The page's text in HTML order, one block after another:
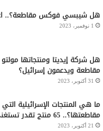
هل شيبسي فوكس مقاطعة؟..
1 نوفمبر، 2023
هل شركة إيديتا ومنتجاتها
مقاطعة ويدعمون إسرائيل؟
31 أكتوبر، 2023
ما هي المنتجات الإسرائيلية
مقاطعتها؟.. 65 منتج تقدر تستغنى عنهم
21 أكتوبر، 2023